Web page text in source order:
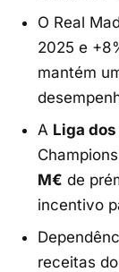
O Real
2025 e
mantém
A Liga
M€ de
incentivo
receitas